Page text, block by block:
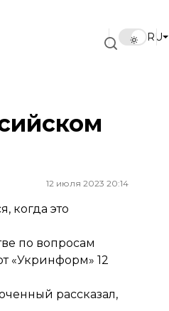
RU
12 июля 2023 20:14
когда это
по вопросам
«Укринформ» 12
рассказал,